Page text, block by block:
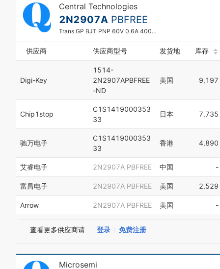
Central Technologies
2N2907A PBFREE
Trans GP BJT PNP 60V 0.6A 400mW 3-Pin TO-18 Box
供应商 供应商型号 发货地 库存
Digi-Key
1514-
2N2907APBFREE
-ND
美国 9,197
Chip1stop
C1S1419000353
33
日本 7,735
驰万电子
C1S1419000353
33
香港 4,890
艾睿电子 2N2907A PBFREE 中国 -
富昌电子 2N2907A PBFREE 美国 2,529
Arrow 2N2907A PBFREE 美国 -
查看更多供应商请 登录 免费注册
Microsemi